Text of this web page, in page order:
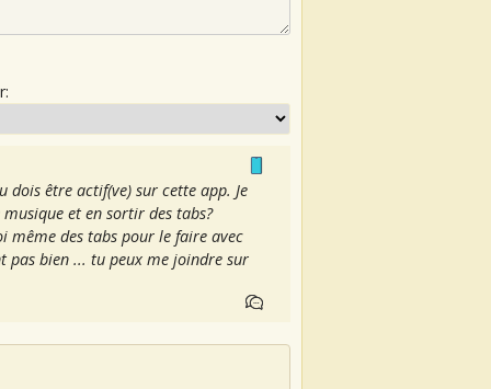
être actif(ve) sur cette app. Je
et en sortir des tabs?
même des tabs pour le faire avec
pas bien ... tu peux me joindre sur